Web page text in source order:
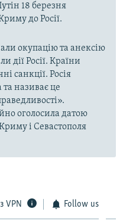
18 березня
до Росії.
окупацію та анексію
дії Росії. Країни
санкції. Росія
та називає це
оголосила датою
і Севастополя
VPN Follow us